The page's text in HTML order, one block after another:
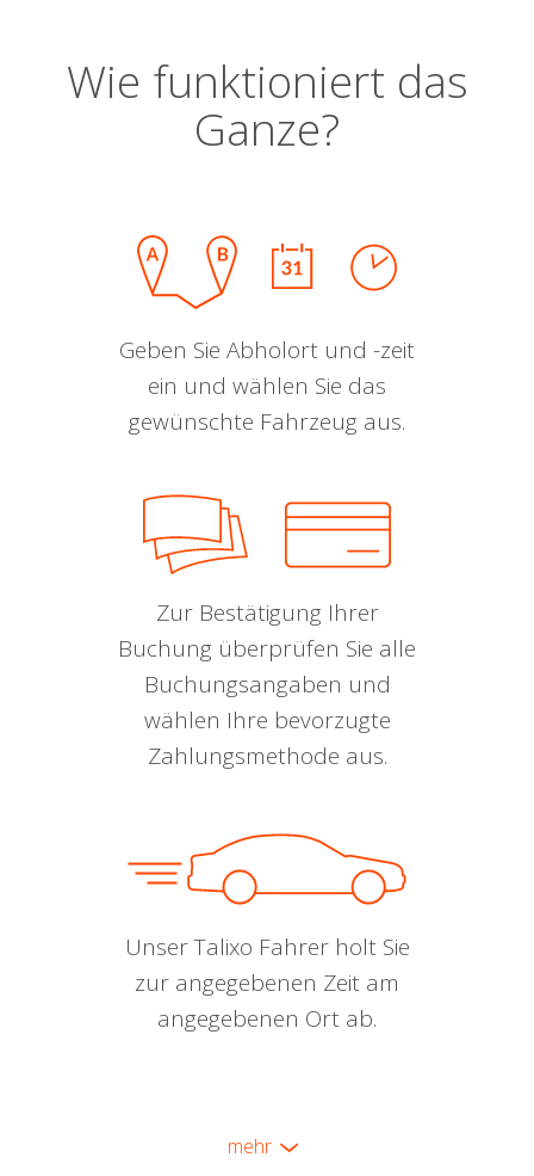
Wie funktioniert das
Ganze?
Geben Sie Abholort und -zeit
ein und wählen Sie das
gewünschte Fahrzeug aus.
Zur Bestätigung Ihrer
Buchung überprüfen Sie alle
Buchungsangaben und
wählen Ihre bevorzugte
Zahlungsmethode aus.
Unser Talixo Fahrer holt Sie
zur angegebenen Zeit am
angegebenen Ort ab.
mehr